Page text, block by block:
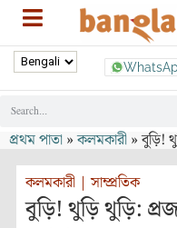
প্রথম পাতা »কলমকারী »বুড়ি!
কলমকারী |সাম্প্রতিক
বুড়ি! থুড়ি থুড়ি: